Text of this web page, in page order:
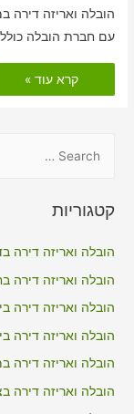
עם חברת הובלה כולל
הובלות
דירה
כולל
קרא עוד »
r
o
r
:
קטגוריות
הובלה ואריזה דירה
הובלה ואריזה דירה
הובלה ואריזה דירה
הובלה ואריזה דירה
הובלה ואריזה דירה
הובלה ואריזה דירה